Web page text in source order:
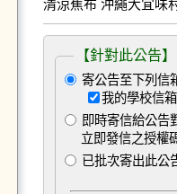
清涼蕉布 沖繩大宜味
【針對此公告
寄公告至下列信
我的學校信箱
即時寄信給公告
立即發信之授權
已批次寄出此公